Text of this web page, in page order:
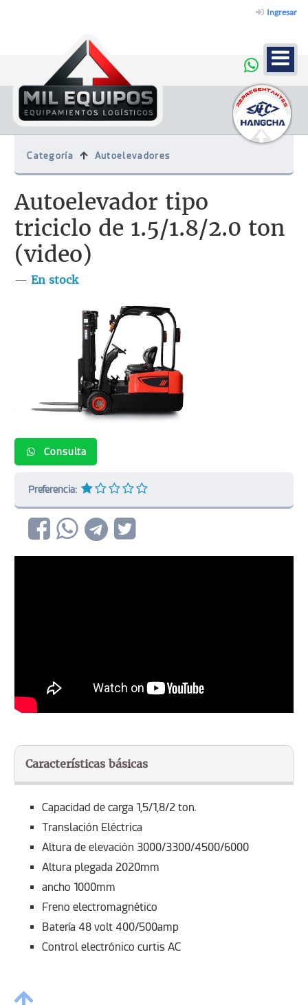
Ingresar
Categoría Autoelevadores
Autoelevador tipo
triciclo de 1.5/1.8/2.0 ton
(video)
—En stock
Consulta
Preferencia:
Características básicas
Capacidad de carga 1,5/1,8/2 ton.
Translación Eléctrica
Altura de elevación 3000/3300/4500/6000
Altura plegada 2020mm
ancho 1000mm
Freno electromagnético
Batería 48 volt 400/500amp
Control electrónico curtis AC